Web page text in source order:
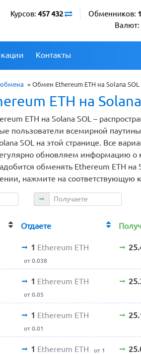
Обменников:
Валют:
Курсов: 457 432
Контакты
» Обмен Ethereum ETH на Solana SOL
ETH на
ETH на Solana SOL –
пользователи всемирной
SOL на этой странице. Все
обновляем информацию о
обменять Ethereum ETH на
нажмите на соответствующую
Получаете
Отдаете
1 Ethereum ETH
от 0.038
1 Ethereum ETH
от 0.05
1 Ethereum ETH
от 0.01
1 Ethereum ETH от 1